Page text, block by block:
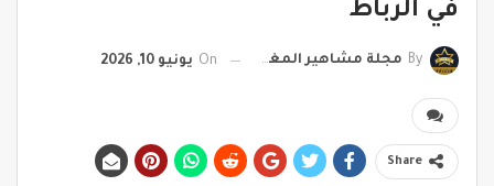
في الرباط
By مجلة مشاهير المغرب On يونيو 10, 2026
Share